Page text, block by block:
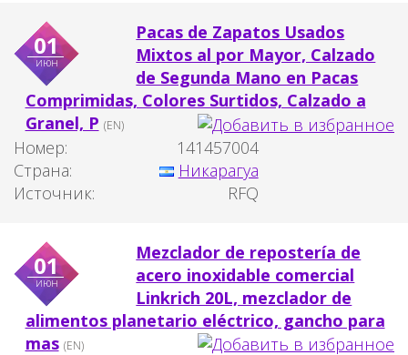
01
июн
Pacas de Zapatos Usados
Mixtos al por Mayor, Calzado
de Segunda Mano en Pacas
Comprimidas, Colores Surtidos, Calzado a
Granel, P (EN)
Номер:
141457004
Страна:
Никарагуа
Источник:
RFQ
01
июн
Mezclador de repostería de
acero inoxidable comercial
Linkrich 20L, mezclador de
alimentos planetario eléctrico, gancho para
mas (EN)